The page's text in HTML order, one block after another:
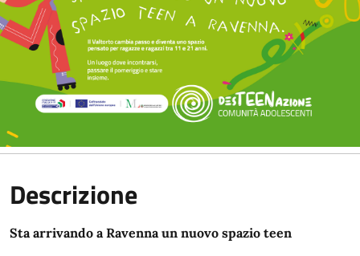
Descrizione
Sta arrivando a Ravenna un nuovo spazio teen